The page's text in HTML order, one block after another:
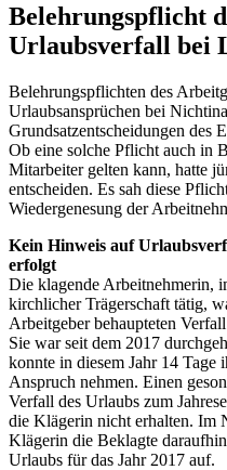
Belehrungspflicht
Urlaubsverfall bei
Belehrungspflichten des
Urlaubsansprüchen bei
Grundsatzentscheidungen des
Ob eine solche Pflicht auch in
Mitarbeiter gelten kann, hatte
entscheiden. Es sah diese
Wiedergenesung der
Kein Hinweis auf
erfolgt
Die klagende Arbeitnehmerin,
kirchlicher Trägerschaft tätig,
Arbeitgeber behaupteten
Sie war seit dem 2017
konnte in diesem Jahr 14 Tage
Anspruch nehmen. Einen
Verfall des Urlaubs zum
die Klägerin nicht erhalten. Im
Klägerin die Beklagte
Urlaubs für das Jahr 2017 auf.